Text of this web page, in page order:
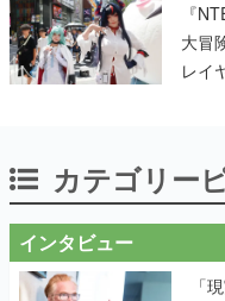
『
大冒
レイ
カテゴリー
インタビュー
「